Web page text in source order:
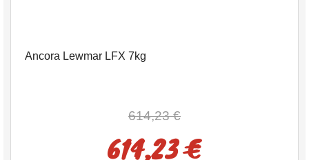
Ancora Lewmar LFX 7kg
614,23 €
614,23 €